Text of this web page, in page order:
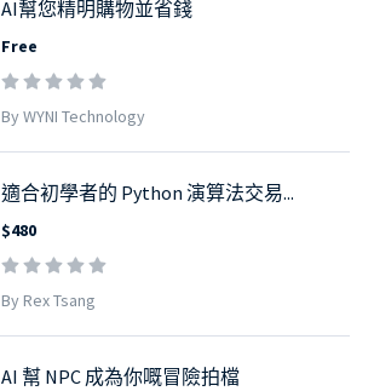
AI幫您精明購物並省錢
Free
By WYNI Technology
適合初學者的 Python 演算法交易...
$480
By Rex Tsang
AI 幫 NPC 成為你嘅冒險拍檔